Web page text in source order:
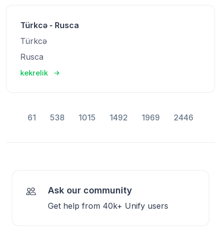
Türkcə - Rusca
Türkcə
Rusca
kekrelik
61 538 1015 1492 1969 2446
Ask our community
Get help from 40k+ Unify users